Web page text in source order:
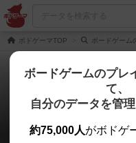
ボドゲーマTOP ボードゲーム
1件の
ボードゲームのプレ
て、
自分のデータを管
約75,000人がボドゲ